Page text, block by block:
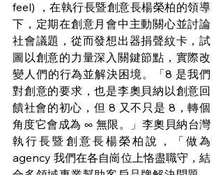
feel) ，在執行長暨創意長楊榮柏的領導
下，定期在創意月會中主動關心並討論
社會議題，從而發想出器捐聲紋卡，試
圖以創意的力量深入關鍵節點，實際改
變人們的行為並解決困境。「8 是我們
對創意的要求，也是李奧貝納以創意回
饋社會的初心，但 8 又不只是 8，轉個
角度它會成為 ∞ 無限。」李奧貝納台灣
執行長暨創意長楊榮柏說，「做為
agency 我們在各自崗位上恪盡職守，結